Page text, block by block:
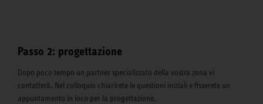
Passo 2: progettazione
Dopo poco tempo un partner specializzato della vostra zona vi
contatterà. Nel colloquio chiarirete le questioni iniziali e fisserete un
appuntamento in loco per la progettazione.